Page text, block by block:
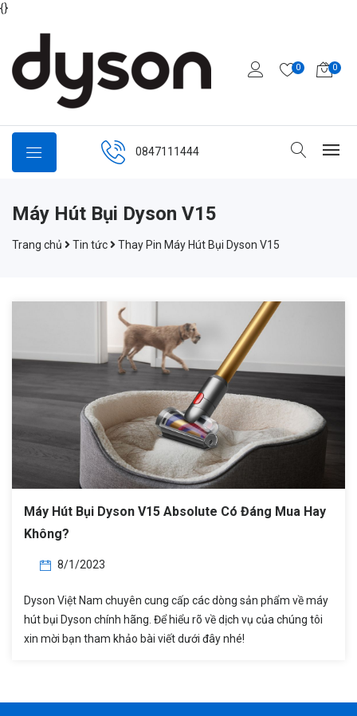
{}
0 0
0847111444
Máy Hút Bụi Dyson V15
Trang chủ Tin tức Thay Pin Máy Hút Bụi Dyson V15
Máy Hút Bụi Dyson V15 Absolute Có Đáng Mua Hay
Không?
8/1/2023
Dyson Việt Nam chuyên cung cấp các dòng sản phẩm về máy
hút bụi Dyson chính hãng. Để hiểu rõ về dịch vụ của chúng tôi
xin mời bạn tham khảo bài viết dưới đây nhé!